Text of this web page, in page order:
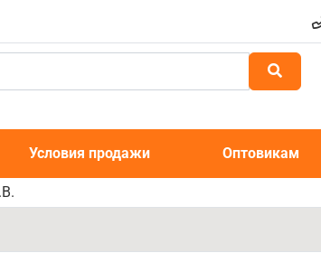
Условия продажи Оптовикам